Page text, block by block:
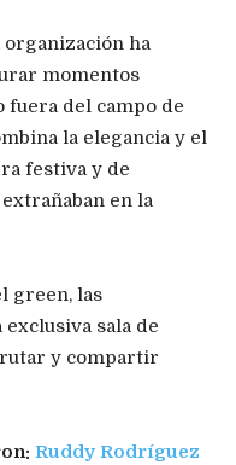
ha
momentos
del campo de
la elegancia y el
festiva y de
en la
green, las
sala de
y compartir
Ruddy Rodríguez